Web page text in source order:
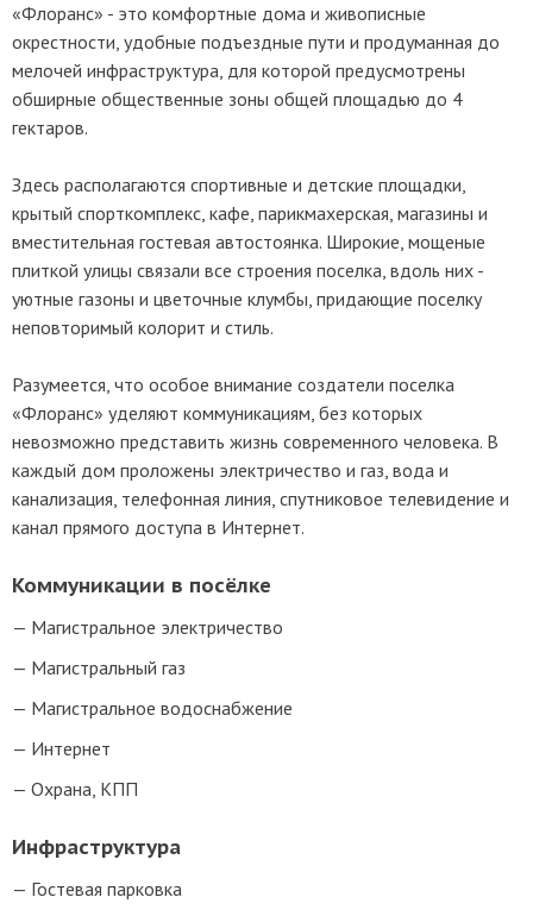
«Флоранс» - это комфортные дома и живописные
окрестности, удобные подъездные пути и продуманная до
мелочей инфраструктура, для которой предусмотрены
обширные общественные зоны общей площадью до 4
гектаров.
Здесь располагаются спортивные и детские площадки,
крытый спорткомплекс, кафе, парикмахерская, магазины и
вместительная гостевая автостоянка. Широкие, мощеные
плиткой улицы связали все строения поселка, вдоль них -
уютные газоны и цветочные клумбы, придающие поселку
неповторимый колорит и стиль.
Разумеется, что особое внимание создатели поселка
«Флоранс» уделяют коммуникациям, без которых
невозможно представить жизнь современного человека. В
каждый дом проложены электричество и газ, вода и
канализация, телефонная линия, спутниковое телевидение и
канал прямого доступа в Интернет.
Коммуникации в посёлке
Магистральное электричество
Магистральный газ
Магистральное водоснабжение
Интернет
Охрана, КПП
Инфраструктура
Гостевая парковка